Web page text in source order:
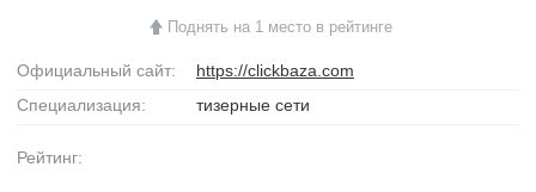
Поднять на 1 место в рейтинге
Официальный сайт:
https://clickbaza.com
Специализация:
тизерные сети
Рейтинг: